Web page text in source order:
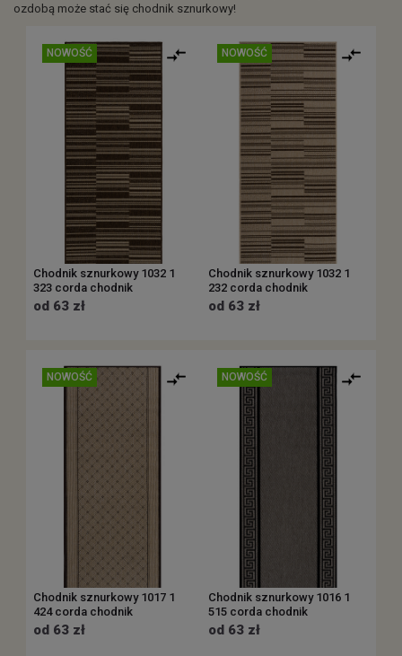
ozdobą może stać się chodnik sznurkowy!
NOWOŚĆ
Chodnik sznurkowy 1032 1
323 corda chodnik
od 63 zł
NOWOŚĆ
Chodnik sznurkowy 1032 1
232 corda chodnik
od 63 zł
NOWOŚĆ
Chodnik sznurkowy 1017 1
424 corda chodnik
od 63 zł
NOWOŚĆ
Chodnik sznurkowy 1016 1
515 corda chodnik
od 63 zł